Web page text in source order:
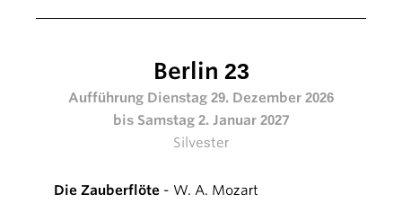
Berlin 23
Aufführung Dienstag 29. Dezember 2026
bis Samstag 2. Januar 2027
Silvester
Die Zauberflöte - W. A. Mozart